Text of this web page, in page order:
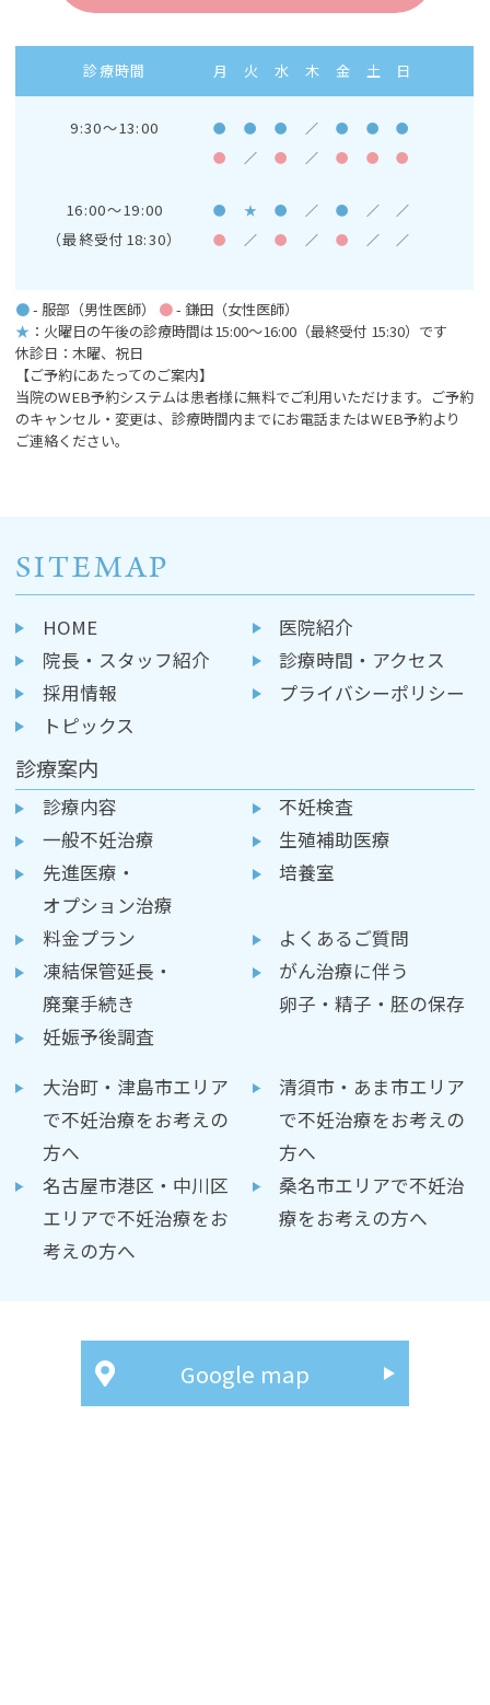
診療時間 月 火 水 木 金 土 日
9:30～13:00 ● ● ● ／ ● ●
●
●
／ ● ／ ● ● ●
16:00～19:00 ● ★ ● ／ ● ／ ／
（最終受付18:30） ● ／ ● ／ ● ／ ／
●- 服部（男性医師） ●- 鎌田（女性医師）
★ ：火曜日の午後の診療時間は15:00～16:00 （最終受付 15:30）です
休診日：木曜、祝日
【ご予約にあたってのご案内】
当院のWEB予約システムは患者様に無料でご利用いただけます。ご予約
のキャンセル・変更は、診療時間内までにお電話またはWEB予約より
ご連絡ください。
SITEMAP
HOME
医院紹介
院長・スタッフ紹介
診療時間・アクセス
採用情報
プライバシーポリシー
トピックス
診療案内
診療内容
不妊検査
一般不妊治療
生殖補助医療
先進医療・
オプション治療
培養室
料金プラン
よくあるご質問
凍結保管延長・
廃棄手続き
がん治療に伴う
卵子・精子・胚の保存
妊娠予後調査
大治町・津島市エリア
で不妊治療をお考えの
方へ
清須市・あま市エリア
で不妊治療をお考えの
方へ
名古屋市港区・中川区
エリアで不妊治療をお
考えの方へ
桑名市エリアで不妊治
療をお考えの方へ
Google map